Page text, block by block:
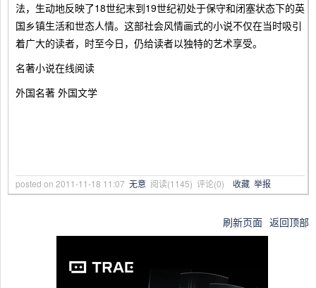
法，生动地反映了18世纪末到19世纪初处于保守和闭塞状态下的英
国乡镇生活和世态人情。这部社会风情画式的小说不仅在当时吸引
着广大的读者，时至今日，仍给读者以独特的艺术享受。
名著小说在线阅读
外国名著 外国文学
posted on 2011-11-18 11:07 无意 阅读(1145) 评论(0) 收藏 举报
刷新页面 返回顶部